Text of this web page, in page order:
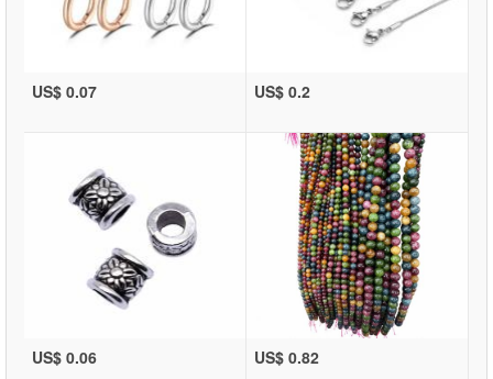
US$ 0.07 US$ 0.2
US$ 0.06 US$ 0.82